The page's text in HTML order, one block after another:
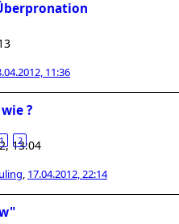
11:36
?
1 2
13:04
, 17.04.2012, 22:14